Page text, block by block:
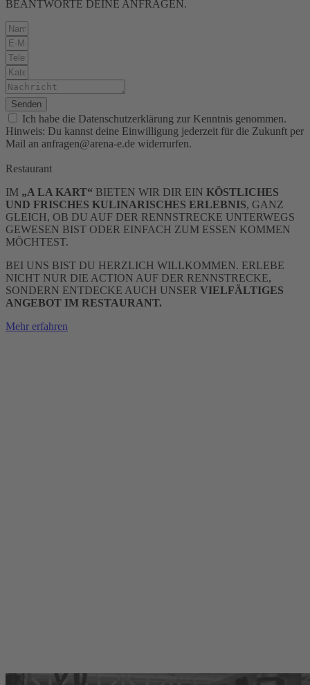
BEANTWORTE DEINE ANFRAGEN.
Senden
Ich habe die Datenschutzerklärung zur Kenntnis genommen.
Hinweis: Du kannst deine Einwilligung jederzeit für die Zukunft per
Mail an anfragen@arena-e.de widerrurfen.
Restaurant
IM „A LA KART“ BIETEN WIR DIR EIN KÖSTLICHES
UND FRISCHES KULINARISCHES ERLEBNIS, GANZ
GLEICH, OB DU AUF DER RENNSTRECKE UNTERWEGS
GEWESEN BIST ODER EINFACH ZUM ESSEN KOMMEN
MÖCHTEST.
BEI UNS BIST DU HERZLICH WILLKOMMEN. ERLEBE
NICHT NUR DIE ACTION AUF DER RENNSTRECKE,
SONDERN ENTDECKE AUCH UNSER VIELFÄLTIGES
ANGEBOT IM RESTAURANT.
Mehr erfahren